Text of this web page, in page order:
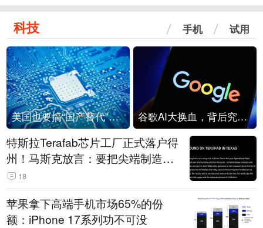
科技 手机 试用
美国也要搞“国产替代”？先算清三笔账 谷歌AI大换血，背后究竟发生了什么？
特斯拉Terafab芯片工厂正式落户得
州！马斯克放言：要把尖端制造带
回美国
18
苹果拿下高端手机市场65%的份
额：iPhone 17系列功不可没